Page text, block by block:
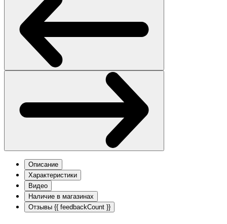
Описание
Характеристики
Видео
Наличие в магазинах
Отзывы {{ feedbackCount }}